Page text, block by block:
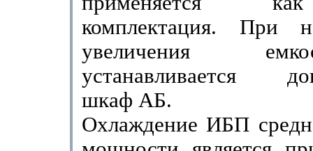
комплектация. При
увеличения
устанавливается
шкаф АБ.
Охлаждение ИБП